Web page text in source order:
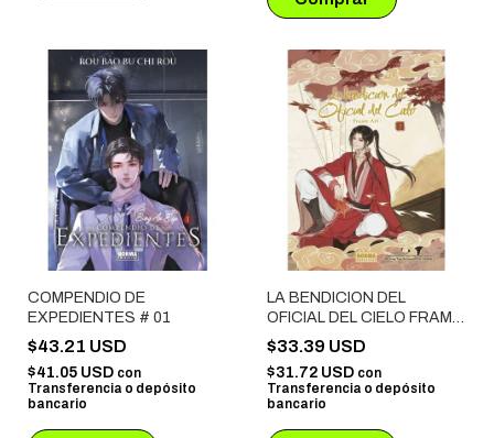
COMPENDIO DE
EXPEDIENTES # 01
$43.21 USD
$41.05 USD con
Transferencia o depósito
bancario
LA BENDICION DEL
OFICIAL DEL CIELO FRAME
ART # 02
$33.39 USD
$31.72 USD con
Transferencia o depósito
bancario